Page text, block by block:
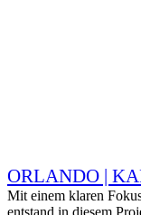
ORLANDO |
Mit einem klaren